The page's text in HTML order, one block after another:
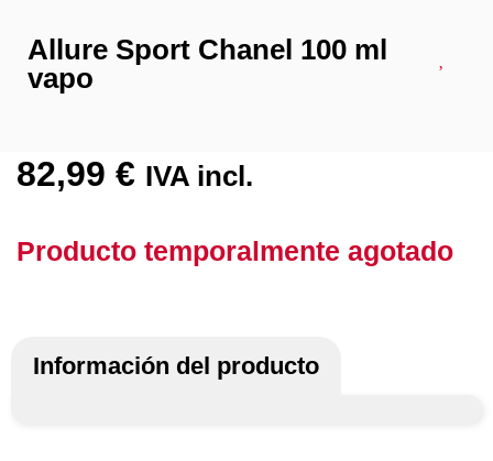
Allure Sport Chanel 100 ml
vapo
82,99 € IVA incl.
Producto temporalmente agotado
Información del producto